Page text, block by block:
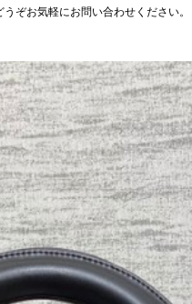
ぞお気軽にお問い合わせください。